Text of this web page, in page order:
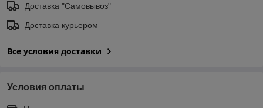
Доставка "Самовывоз"
Доставка курьером
Все условия доставки
Условия оплаты